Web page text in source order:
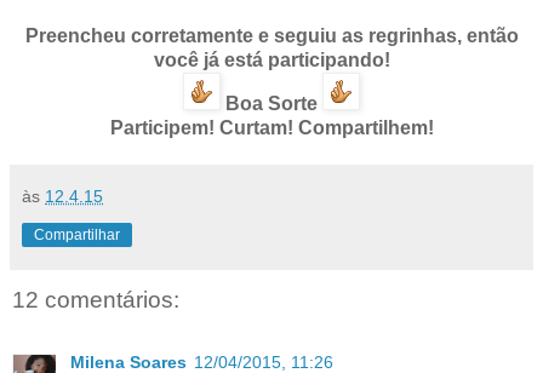
Preencheu corretamente e seguiu as regrinhas, então
você já está participando!
Boa Sorte
Participem! Curtam! Compartilhem!
às 12.4.15
Compartilhar
12 comentários:
Milena Soares 12/04/2015, 11:26